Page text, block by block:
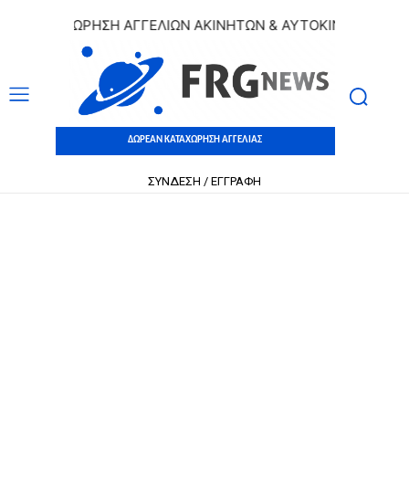
ΑΓΓΕΛΙΩΝ ΑΚΙΝΗΤΩΝ & ΑΥΤΟΚΙΝΗΤΩΝ |
ΔΩΡΕΑΝ ΚΑΤΑΧΩΡΗΣΗ ΑΓΓΕΛΙΑΣ
ΣΥΝΔΕΣΗ / ΕΓΓΡΑΦΗ